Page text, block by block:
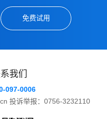
免费试用
我们
097-0006
投诉举报：0756-3232110